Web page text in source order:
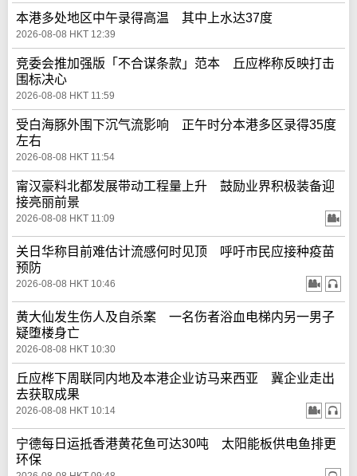
本港多处地区中午录得高温 其中上水达37度
2026-08-08 HKT 12:39
竞委会推加强版「不合谋条款」范本 丘应桦称反映打击
围标决心
2026-08-08 HKT 11:59
受白海豚外围下沉气流影响 正午时分本港多区录得35度
左右
2026-08-08 HKT 11:54
甯汉豪料北都发展带动工程量上升 鼓励业界积极装备迎
接亮丽前景
2026-08-08 HKT 11:09
关日华称目前难估计流感何时见顶 呼吁市民应接种疫苗
预防
2026-08-08 HKT 10:46
黄大仙发生伤人及自杀案 一名伤者浴血电梯内另一男子
疑堕楼身亡
2026-08-08 HKT 10:30
丘应桦下周联同内地及本港企业访马来西亚 冀企业走出
去获取成果
2026-08-08 HKT 10:14
宁德每日运抵香港黄花鱼可达30吨 太阳能板供电鱼排更
环保